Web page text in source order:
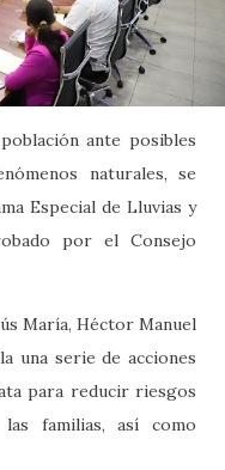
ante posibles
naturales, se
Especial de Lluvias y
por el Consejo
María, Héctor Manuel
una serie de acciones
para reducir riesgos
familias, así como